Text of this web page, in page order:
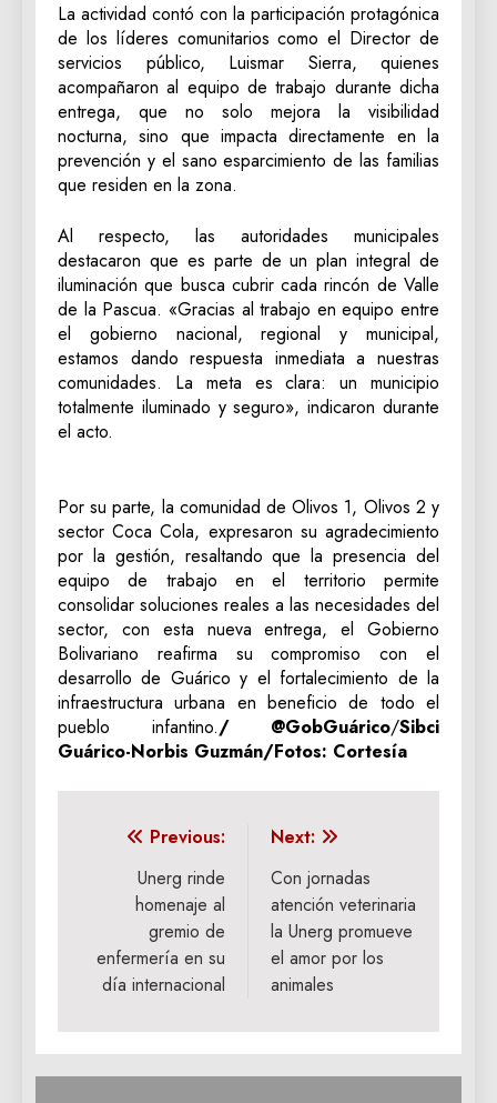
La actividad contó con la participación protagónica
de los líderes comunitarios como el Director de
servicios público, Luismar Sierra, quienes
acompañaron al equipo de trabajo durante dicha
entrega, que no solo mejora la visibilidad
nocturna, sino que impacta directamente en la
prevención y el sano esparcimiento de las familias
que residen en la zona.
Al respecto, las autoridades municipales
destacaron que es parte de un plan integral de
iluminación que busca cubrir cada rincón de Valle
de la Pascua. «Gracias al trabajo en equipo entre
el gobierno nacional, regional y municipal,
estamos dando respuesta inmediata a nuestras
comunidades. La meta es clara: un municipio
totalmente iluminado y seguro», indicaron durante
el acto.
Por su parte, la comunidad de Olivos 1, Olivos 2 y
sector Coca Cola, expresaron su agradecimiento
por la gestión, resaltando que la presencia del
equipo de trabajo en el territorio permite
consolidar soluciones reales a las necesidades del
sector, con esta nueva entrega, el Gobierno
Bolivariano reafirma su compromiso con el
desarrollo de Guárico y el fortalecimiento de la
infraestructura urbana en beneficio de todo el
pueblo infantino./ @GobGuárico/Sibci
Guárico-Norbis Guzmán/Fotos: Cortesía
Navegación
entradas
Previous:
Unerg rinde
homenaje al
gremio de
enfermería en su
día internacional
Next:
Con jornadas
atención veterinaria
la Unerg promueve
el amor por los
animales